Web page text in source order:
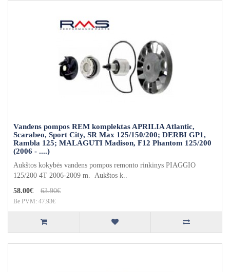
Vandens pompos REM komplektas APRILIA Atlantic,
Scarabeo, Sport City, SR Max 125/150/200; DERBI GP1,
Rambla 125; MALAGUTI Madison, F12 Phantom 125/200
(2006 - ....)
Aukštos kokybės vandens pompos remonto rinkinys PIAGGIO
125/200 4T 2006-2009 m. Aukštos k..
58.00€
63.90€
Be PVM: 47.93€